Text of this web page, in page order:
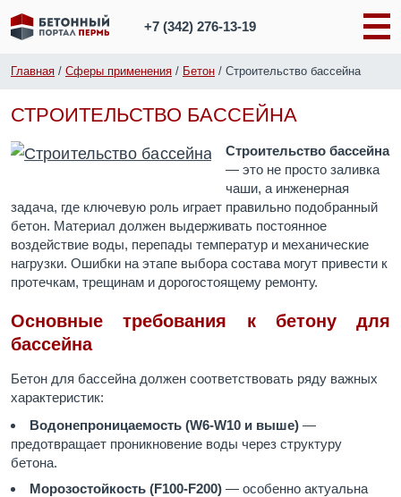
+7 (342)276-13-19
Главная / Сферы применения / Бетон / Строительство бассейна
СТРОИТЕЛЬСТВО БАССЕЙНА
Строительство бассейна
— это не просто заливка
чаши, а инженерная
задача, где ключевую роль играет правильно подобранный
бетон. Материал должен выдерживать постоянное
воздействие воды, перепады температур и механические
нагрузки. Ошибки на этапе выбора состава могут привести к
протечкам, трещинам и дорогостоящему ремонту.
Основные требования к бетону для
бассейна
Бетон для бассейна должен соответствовать ряду важных
характеристик:
Водонепроницаемость (W6-W10 и выше) —
предотвращает проникновение воды через структуру
бетона.
Морозостойкость (F100-F200) — особенно актуальна